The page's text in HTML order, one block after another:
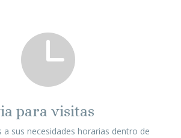

para visitas
sus necesidades horarias dentro de